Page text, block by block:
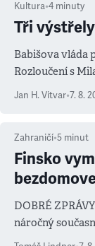
Kultura•4 minuty
Tři
Babišova vláda
Rozloučení s
salvy i kritika
Jan H. Vitvar•7. 8.
Zahraničí•5 minut
Finsko
DOBRÉ
náročný
prioritu